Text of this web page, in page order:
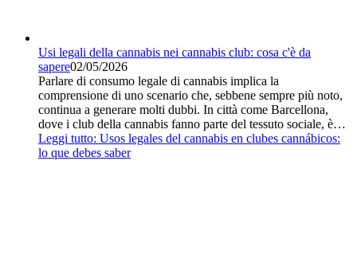
Usi legali della cannabis nei cannabis club: cosa c'è da
sapere02/05/2026
Parlare di consumo legale di cannabis implica la
comprensione di uno scenario che, sebbene sempre più noto,
continua a generare molti dubbi. In città come Barcellona,
dove i club della cannabis fanno parte del tessuto sociale, è…
Leggi tutto: Usos legales del cannabis en clubes cannábicos:
lo que debes saber